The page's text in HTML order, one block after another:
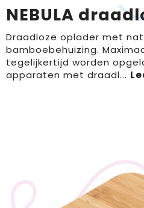
Sport
Drukwerk
Gildan
Clique
NEBULA
Draadloze oplader met
bamboebehuizing.
tegelijkertijd worden
apparaten met draadl...